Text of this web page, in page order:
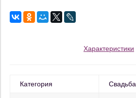
Характеристики
Категория Свадьба